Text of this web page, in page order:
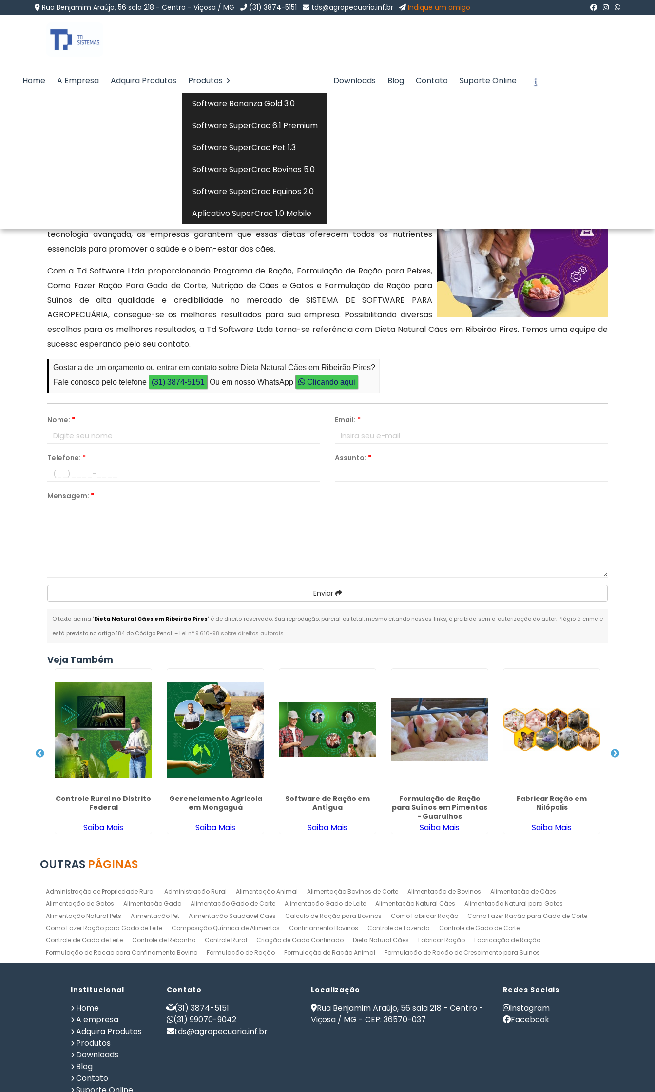
Rua Benjamim Araújo, 56 sala 218 - Centro - Viçosa / MG (31) 3874-5151 tds@agropecuaria.inf.br Indique um amigo
Home A Empresa Adquira Produtos Produtos
Software Bonanza Gold 3.0
Software SuperCrac 6.1 Premium
Software SuperCrac Pet 1.3
Software SuperCrac Bovinos 5.0
Software SuperCrac Equinos 2.0
Aplicativo SuperCrac 1.0 Mobile
Downloads Blog Contato Suporte Online
Dieta Natural Cães em Ribeirão Pires
processados, em contraste com rações industrializadas. Essa dieta inclui ingredientes naturais,
como carnes magras, vegetais, frutas e grãos integrais, proporcionando uma nutrição equilibrada e
específicas de cada cão, considerando fatores como idade, tamanho e saúde geral. Com o uso de
tecnologia avançada, as empresas garantem que essas dietas oferecem todos os nutrientes
essenciais para promover a saúde e o bem-estar dos cães.
Com a Td Software Ltda proporcionando Programa de Ração, Formulação de Ração para Peixes,
Como Fazer Ração Para Gado de Corte, Nutrição de Cães e Gatos e Formulação de Ração para
Suínos de alta qualidade e credibilidade no mercado de SISTEMA DE SOFTWARE PARA
AGROPECUÁRIA, consegue-se os melhores resultados para sua empresa. Possibilitando diversas
escolhas para os melhores resultados, a Td Software Ltda torna-se referência com Dieta Natural Cães em Ribeirão Pires. Temos uma equipe de
sucesso esperando pelo seu contato.
Gostaria de um orçamento ou entrar em contato sobre Dieta Natural Cães em Ribeirão Pires?
Fale conosco pelo telefone
(31) 3874-5151 Ou em nosso WhatsApp Clicando aqui
Nome: * Email: *
Telefone: * Assunto: *
Mensagem: *
Enviar
O texto acima "Dieta Natural Cães em Ribeirão Pires" é de direito reservado. Sua reprodução, parcial ou total, mesmo citando nossos links, é proibida sem a autorização do autor. Plágio é crime e
está previsto no artigo 184 do Código Penal. – Lei n° 9.610-98 sobre direitos autorais.
Veja Também
Controle Rural no Distrito
Federal
Saiba Mais
Gerenciamento Agricola
em Mongaguá
Saiba Mais
Software de Ração em
Antígua
Saiba Mais
Formulação de Ração
para Suínos em Pimentas
- Guarulhos
Saiba Mais
Fabricar Ração em
Nilópolis
Saiba Mais
OUTRAS PÁGINAS
Administração de Propriedade Rural Administração Rural Alimentação Animal Alimentação Bovinos de Corte Alimentação de Bovinos
Alimentação de Cães
Alimentação de Gatos
Alimentação Gado Alimentação Gado de Corte Alimentação Gado de Leite Alimentação Natural Cães
Alimentação Natural para Gatos
Alimentação Natural Pets
Alimentação Pet Alimentação Saudavel Caes Calculo de Ração para Bovinos Como Fabricar Ração
Como Fazer Ração para Gado de Corte
Como Fazer Ração para Gado de Leite
Composição Química de Alimentos Confinamento Bovinos Controle de Fazenda
Controle de Gado de Corte
Controle de Gado de Leite
Controle de Rebanho Controle Rural Criação de Gado Confinado Dieta Natural Cães Fabricar Ração
Fabricação de Ração
Formulação de Racao para Confinamento Bovino
Formulação de Ração Formulação de Ração Animal
Formulação de Ração de Crescimento para Suinos
Formulação de Ração de Postura para Galinhas
Formulação de Ração para Aves de Postura Formulação de Ração para Bezerros
Formulação de Ração para Bovinos
Formulação de Ração para Frango de Corte
Formulação de Ração para Gado Leiteiro Formulação de Ração para Peixes
Formulação de Ração para Suínos
Gerenciamento de Fazendas
Gerenciamento Rural Gestão Rural Nutrição de Bovinos Nutrição de Cães e Gatos
Nutrição PET
Planilha Formulação de Ração Vacas Leiteiras
Programa de Formulação de Ração para Bovinos
Software Administração Rural
Software de Gestão de Propriedade Rural
Software de Ração
Software para Agricultura
Institucional
Home
A empresa
Adquira Produtos
Produtos
Downloads
Blog
Contato
Contato
(31) 3874-5151
(31) 99070-9042
tds@agropecuaria.inf.br
Localização
Rua Benjamim Araújo, 56 sala 218 - Centro -
Viçosa / MG - CEP: 36570-037
Redes Sociais
Instagram
Facebook